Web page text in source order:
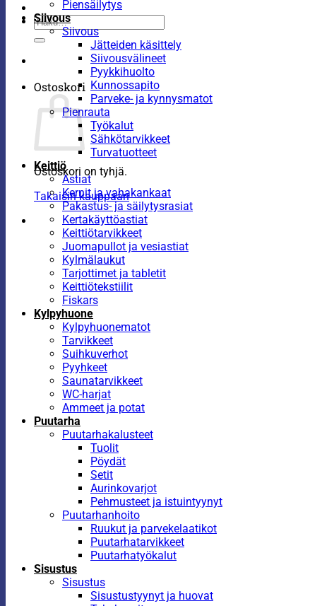
Etsi:
Ostoskori
Ostoskori on tyhjä.
Takaisin kauppaan
Piensäilytys
Siivous
Siivous
Jätteiden käsittely
Siivousvälineet
Pyykkihuolto
Kunnossapito
Parveke- ja kynnysmatot
Pienrauta
Työkalut
Sähkötarvikkeet
Turvatuotteet
Keittiö
Astiat
Kernit ja vahakankaat
Pakastus- ja säilytysrasiat
Kertakäyttöastiat
Keittiötarvikkeet
Juomapullot ja vesiastiat
Kylmälaukut
Tarjottimet ja tabletit
Keittiötekstiilit
Fiskars
Kylpyhuone
Kylpyhuonematot
Tarvikkeet
Suihkuverhot
Pyyhkeet
Saunatarvikkeet
WC-harjat
Ammeet ja potat
Puutarha
Puutarhakalusteet
Tuolit
Pöydät
Setit
Aurinkovarjot
Pehmusteet ja istuintyynyt
Puutarhanhoito
Ruukut ja parvekelaatikot
Puutarhatarvikkeet
Puutarhatyökalut
Sisustus
Sisustus
Sisustustyynyt ja huovat